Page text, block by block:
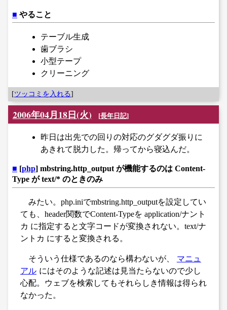
■ やること
テーブル生成
歯ブラシ
小型テープ
クリーニング
[ツッコミを入れる]
2006年04月18日(火) [長年日記]
昨日は出先での回りの対応のグダグダ振りに
あきれて脱力した。帰ってから寝込んだ。
■ [php] mbstring.http_output が機能するのは Content-
Type が text/* のときのみ
みたい。php.iniでmbstring.http_outputを設定してい
ても、header関数でContent-Typeを application/ナント
カ に指定すると文字コードが変換されない。text/ナ
ントカ にすると変換される。
そういう仕様であるのなら構わないが、
マニュ
アル にはそのような記述は見当たらないので少し
心配。ウェブを検索してもそれらしき情報は得られ
なかった。